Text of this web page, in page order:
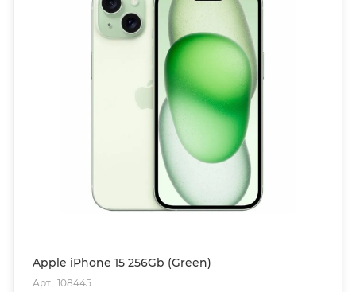
Apple iPhone 15 256Gb (Green)
Арт.: 108445